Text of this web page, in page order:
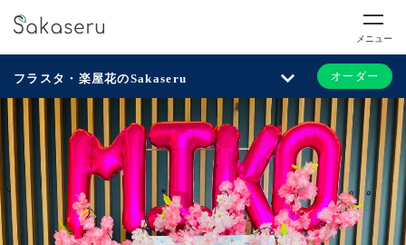
メニュー
フラスタ・楽屋花のSakaseru オーダー